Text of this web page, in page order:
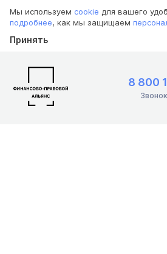
Мы используем cookie для вашего
подробнее, как мы защищаем
Принять
8 800